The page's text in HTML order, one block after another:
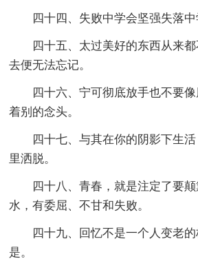
四十四、失败中学会坚强失落中
四十五、太过美好的东西从来都
去便无法忘记。
四十六、宁可彻底放手也不要像
着别的念头。
四十七、与其在你的阴影下生活
里洒脱。
四十八、青春，就是注定了要颠
水，有委屈、不甘和失败。
四十九、回忆不是一个人变老的
是。